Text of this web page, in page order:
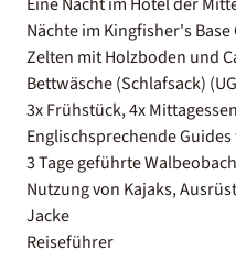
Nächte im Kingfisher's
Zelten mit Holzboden und
Bettwäsche (Schlafsack)
3x Frühstück, 4x
Englischsprechende
3 Tage geführte
Nutzung von Kajaks,
Jacke
Reiseführer